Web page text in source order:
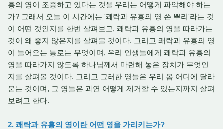
흥의 영이 조종하고 있다는 것을 우리는 어떻게 파악해야 하는
가? 그래서 오늘 이 시간에는 '쾌락과 유흥의 영 쓴 뿌리'라는 것
이 어떤 것인지를 한번 살펴보고, 쾌락과 유흥의 영을 따라가는
것이 왜 좋지 않은지를 살펴볼 것이다. 그리고 쾌락과 유흥의 영
이 들어오는 통로는 무엇이며, 우리 인생들에게 쾌락과 유흥의
영을 따라가지 않도록 하나님께서 마련해 놓은 장치가 무엇인
지를 살펴볼 것이다. 그리고 그러한 영들은 우리 몸 어디에 달라
붙는 것이며, 그 영들은 과연 어떻게 제거할 수 있는지까지 살펴
보려고 한다.
2. 쾌락과 유흥의 영이란 어떤 영을 가리키는가?